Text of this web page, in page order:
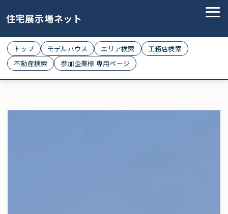
住宅展示場ネット
トップ モデルハウス エリア検索
工務店検索
不動産検索
参加企業様 専用ページ